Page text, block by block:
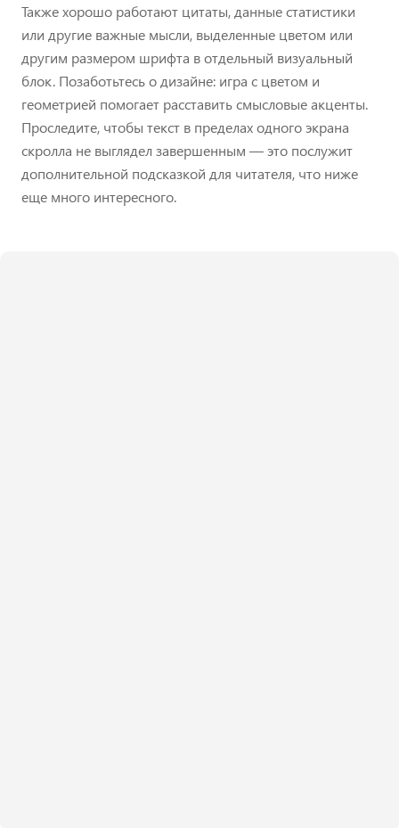
Также хорошо работают цитаты, данные статистики
или другие важные мысли, выделенные цветом или
другим размером шрифта в отдельный визуальный
блок. Позаботьтесь о дизайне: игра с цветом и
геометрией помогает расставить смысловые акценты.
Проследите, чтобы текст в пределах одного экрана
скролла не выглядел завершенным — это послужит
дополнительной подсказкой для читателя, что ниже
еще много интересного.